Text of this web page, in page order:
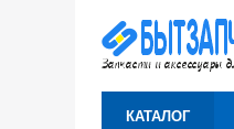
КАТАЛОГ